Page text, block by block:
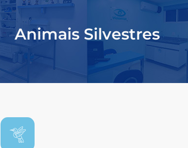
Animais Silvestres